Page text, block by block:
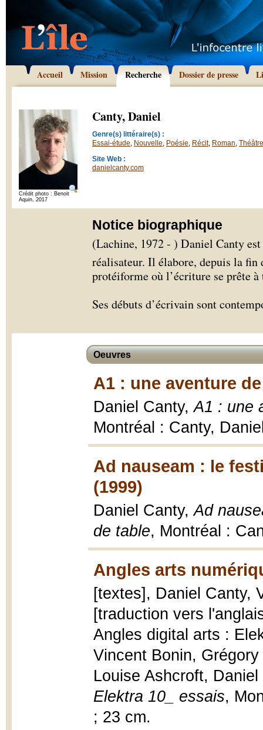
Accueil Mission Recherche Dossier de presse
Crédit photo : Benoit
Aquin, 2017
Canty, Daniel
Genre(s) littéraire(s) :
Essai-étude, Nouvelle, Poésie, Récit, Roman, Théâtre
Site Web :
danielcanty.com
Notice biographique
(Lachine, 1972 - ) Daniel Canty
réalisateur. Il élabore, depuis la fin
protéiforme où l’écriture se prête
Ses débuts d’écrivain sont
Oeuvres
A1 : une aventure
Daniel Canty,A1 : une
Montréal : Canty,
Ad nauseam : le
(1999)
Daniel Canty,Ad
de table, Montréal :
Angles arts
[textes], Daniel Canty,
[traduction vers
Angles digital arts :
Vincent Bonin,
Louise Ashcroft,
Elektra 10_ essais,
; 23 cm.